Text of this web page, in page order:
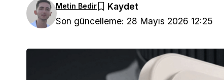
Son güncelleme: 28 Mayıs 2026 12:25
Metin Bedir